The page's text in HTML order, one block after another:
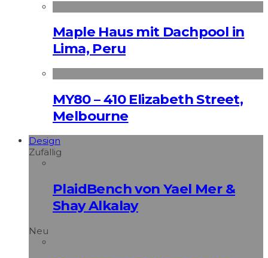
Maple Haus mit Dachpool in
Lima, Peru
MY80 – 410 Elizabeth Street,
Melbourne
Design
Zufällig
PlaidBench von Yael Mer &
Shay Alkalay
Neu